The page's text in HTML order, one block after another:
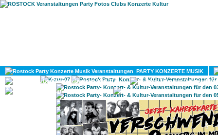
PARTY KONZERTE MUSIK
KULTUR
GAY